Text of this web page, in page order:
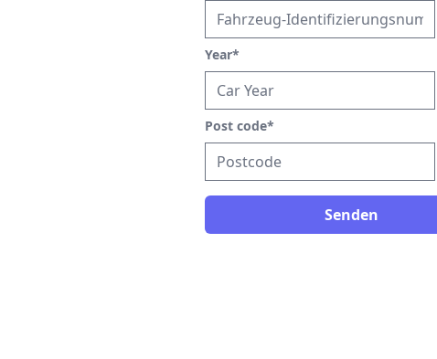
Year*
Post code*
Senden